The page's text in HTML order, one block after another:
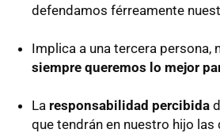
defendamos férreamente
Implica a una tercera persona,
siempre queremos lo mejor
La responsabilidad percibida
que tendrán en nuestro hijo las